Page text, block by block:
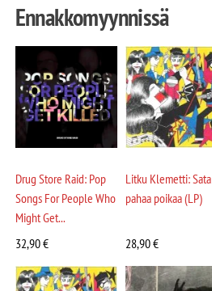
Ennakkomyynnissä
Drug Store Raid: Pop
Songs For People Who
Might Get...
32,90€
Litku Klemetti: Sata
pahaa poikaa (LP)
28,90€